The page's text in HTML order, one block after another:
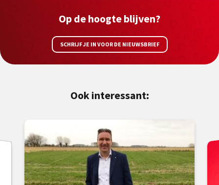
Op de hoogte blijven?
SCHRIJF JE IN VOOR DE NIEUWSBRIEF
Ook interessant: